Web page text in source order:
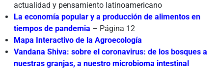
actualidad y pensamiento latinoamericano
La economía popular y a producción de alimentos en
tiempos de pandemia – Página 12
Mapa Interactivo de la Agroecología
Vandana Shiva: sobre el coronavirus: de los bosques a
nuestras granjas, a nuestro microbioma intestinal